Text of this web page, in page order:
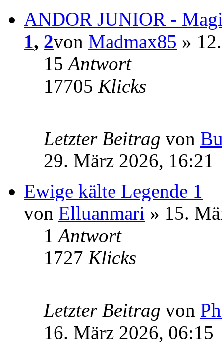
ANDOR JUNIOR -
1, 2von Madmax85 »
15Antwort
17705 Klicks
Letzter Beitrag von
29. März 2026, 16:21
Ewige kälte Legende 1
von Elluanmari » 15.
1Antwort
1727 Klicks
Letzter Beitrag von
16. März 2026, 06:15